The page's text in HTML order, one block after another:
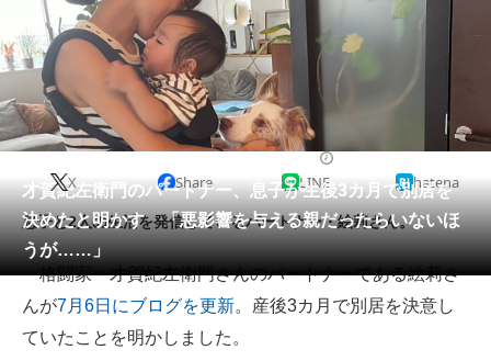
エンタメ クイズ
グルメ 地域
住まい 教育・育児
動物 リサーチ
会員記事
メディア
注目記事を集めた総合ページ
ITの今と未来を見通す
才賀紀左衛門のパートナー、息子が生後3カ月で別居を
決めたと明かす 「悪影響を与える親だったらいないほ
うが……」
X Share LINE hatena
息子と2人の生活を発信しているパートナー・絵莉さん。
格闘家・才賀紀左衛門さんのパートナーである絵莉さ
んが7月6日にブログを更新。産後3カ月で別居を決意し
ていたことを明かしました。